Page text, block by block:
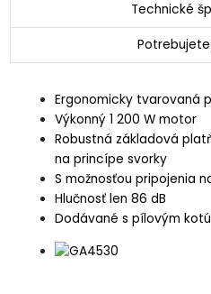
Technické
Ergonomicky tvarovaná
Výkonný 1 200 W motor
Robustná základová
na princípe svorky
S možnosťou pripojenia
Hlučnosť len 86 dB
Dodávané s pílovým